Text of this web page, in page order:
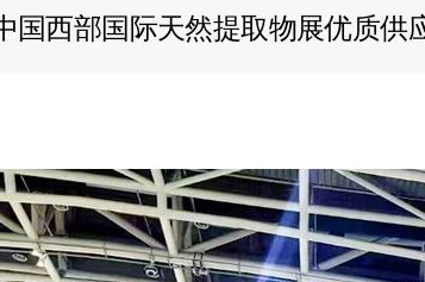
国西部国际天然提取物展优质供